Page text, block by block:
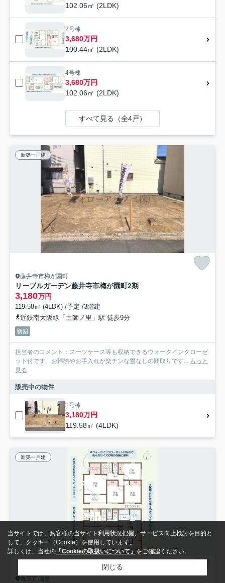
102.06㎡ (2LDK)
2号棟
3,680万円
100.44㎡ (2LDK)
4号棟
3,680万円
102.06㎡ (2LDK)
すべて見る（全4戸）
新築一戸建
藤井寺市梅が園町
リーブルガーデン藤井寺市梅が園町2期
3,180万円
119.58㎡ (4LDK) /予定 /3階建
近鉄南大阪線「土師ノ里」駅 徒歩9分
新築
担当者のコメント：スーツケース等も収納できるウォークインクローゼ
ット付です。お掃除やお手入れが楽チンな畳なしの間取りです...
もっと
見る
販売中の物件
1号棟
3,180万円
119.58㎡ (4LDK)
新築一戸建
香芝市磯壁
当サイトでは、お客様の当サイト利用状況把握、サービス向上検討を目的と
して、クッキー（Cookie）を使用しています。
詳しくは、当社の 「Cookieの取扱いについて」をご確認ください。
閉じる